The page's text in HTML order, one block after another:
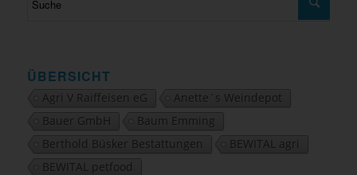
ÜBERSICHT
Agri V Raiffeisen eG
Anette´s Weindepot
Bauer GmbH
Baum Emming
Berthold Büsker Bestattungen
BEWITAL agri
BEWITAL petfood